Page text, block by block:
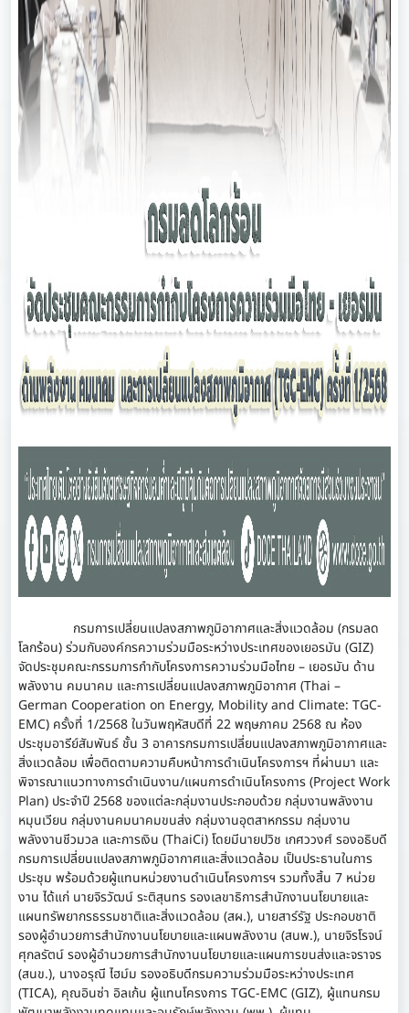
กรมการเปลี่ยนแปลงสภาพภูมิอากาศและสิ่งแวดล้อม (กรมลด
โลกร้อน) ร่วมกับองค์กรความร่วมมือระหว่างประเทศของเยอรมัน (GIZ)
จัดประชุมคณะกรรมการกำกับโครงการความร่วมมือไทย – เยอรมัน ด้าน
พลังงาน คมนาคม และการเปลี่ยนแปลงสภาพภูมิอากาศ (Thai –
German Cooperation on Energy, Mobility and Climate: TGC-
EMC) ครั้งที่ 1/2568 ในวันพฤหัสบดีที่ 22 พฤษภาคม 2568 ณ ห้อง
ประชุมอารีย์สัมพันธ์ ชั้น 3 อาคารกรมการเปลี่ยนแปลงสภาพภูมิอากาศและ
สิ่งแวดล้อม เพื่อติดตามความคืบหน้าการดำเนินโครงการฯ ที่ผ่านมา และ
พิจารณาแนวทางการดำเนินงาน/แผนการดำเนินโครงการ (Project Work
Plan) ประจำปี 2568 ของแต่ละกลุ่มงานประกอบด้วย กลุ่มงานพลังงาน
หมุนเวียน กลุ่มงานคมนาคมขนส่ง กลุ่มงานอุตสาหกรรม กลุ่มงาน
พลังงานชีวมวล และการเงิน (ThaiCi) โดยมีนายปวิช เกศววงศ์ รองอธิบดี
กรมการเปลี่ยนแปลงสภาพภูมิอากาศและสิ่งแวดล้อม เป็นประธานในการ
ประชุม พร้อมด้วยผู้แทนหน่วยงานดำเนินโครงการฯ รวมทั้งสิ้น 7 หน่วย
งาน ได้แก่ นายจิรวัฒน์ ระติสุนทร รองเลขาธิการสำนักงานนโยบายและ
แผนทรัพยากรธรรมชาติและสิ่งแวดล้อม (สผ.), นายสาร์รัฐ ประกอบชาติ
รองผู้อำนวยการสำนักงานนโยบายและแผนพลังงาน (สนพ.), นายจิรโรจน์
ศุกลรัตน์ รองผู้อำนวยการสำนักงานนโยบายและแผนการขนส่งและจราจร
(สนข.), นางอรุณี ไฮม์ม รองอธิบดีกรมความร่วมมือระหว่างประเทศ
(TICA), คุณอินซ่า อิลเก้น ผู้แทนโครงการ TGC-EMC (GIZ), ผู้แทนกรม